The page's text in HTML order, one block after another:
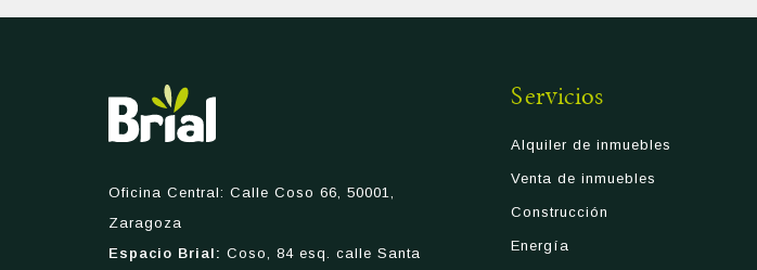
Oficina Central: Calle Coso 66, 50001,
Zaragoza
Espacio Brial: Coso, 84 esq. calle Santa
Servicios
Alquiler de inmuebles
Venta de inmuebles
Construcción
Energía